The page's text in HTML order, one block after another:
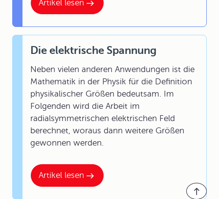
Artikel lesen
Artikel lesen
Die elektrische Spannung
Neben vielen anderen Anwendungen ist die
Mathematik in der Physik für die Definition
physikalischer Größen bedeutsam. Im
Folgenden wird die Arbeit im
radialsymmetrischen elektrischen Feld
berechnet, woraus dann weitere Größen
gewonnen werden.